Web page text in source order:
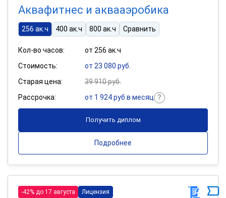
Аквафитнес и аквааэробика
256 ак.ч 400 ак.ч 800 ак.ч Сравнить
Кол-во часов:
от 256 ак.ч
Стоимость:
от 23 080 руб.
Старая цена:
39 910 руб.
Рассрочка:
от 1 924 руб в месяц
Получить диплом
Подробнее
-42% до 17 августа Лицензия